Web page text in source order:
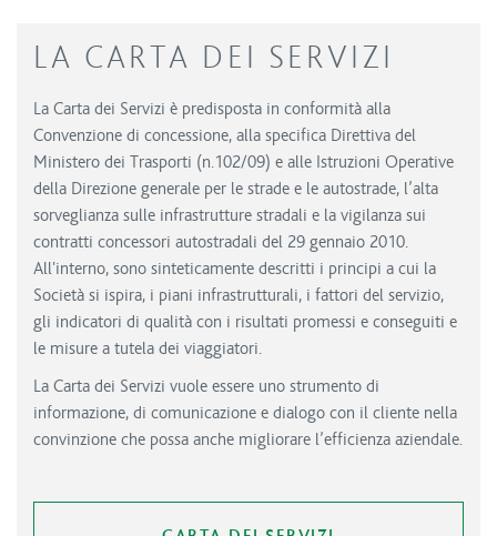
LA CARTA DEI SERVIZI
La Carta dei Servizi è predisposta in conformità alla
Convenzione di concessione, alla specifica Direttiva del
Ministero dei Trasporti (n.102/09) e alle Istruzioni Operative
della Direzione generale per le strade e le autostrade, l’alta
sorveglianza sulle infrastrutture stradali e la vigilanza sui
contratti concessori autostradali del 29 gennaio 2010.
All'interno, sono sinteticamente descritti i principi a cui la
Società si ispira, i piani infrastrutturali, i fattori del servizio,
gli indicatori di qualità con i risultati promessi e conseguiti e
le misure a tutela dei viaggiatori.
La Carta dei Servizi vuole essere uno strumento di
informazione, di comunicazione e dialogo con il cliente nella
convinzione che possa anche migliorare l’efficienza aziendale.